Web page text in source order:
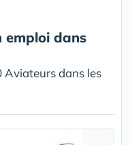
emploi dans
Aviateurs dans les